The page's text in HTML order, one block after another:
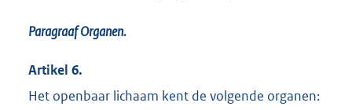
Paragraaf Organen.
Artikel 6.
Het openbaar lichaam kent de volgende organen: